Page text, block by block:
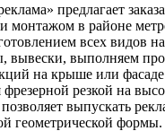
предлагает
монтажом в районе
всех видов
вывески, выполняем
на крыше или
резкой на
выпускать
геометрической формы.